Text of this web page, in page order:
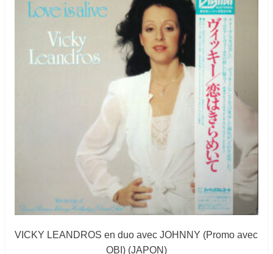
VICKY LEANDROS en duo avec JOHNNY (Promo avec
OBI) (JAPON)